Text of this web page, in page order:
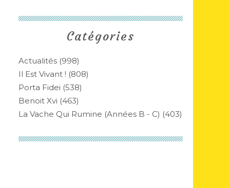
Catégories
Actualités (998)
Il Est Vivant ! (808)
Porta Fidei (538)
Benoit Xvi (463)
La Vache Qui Rumine (années B - C) (403)